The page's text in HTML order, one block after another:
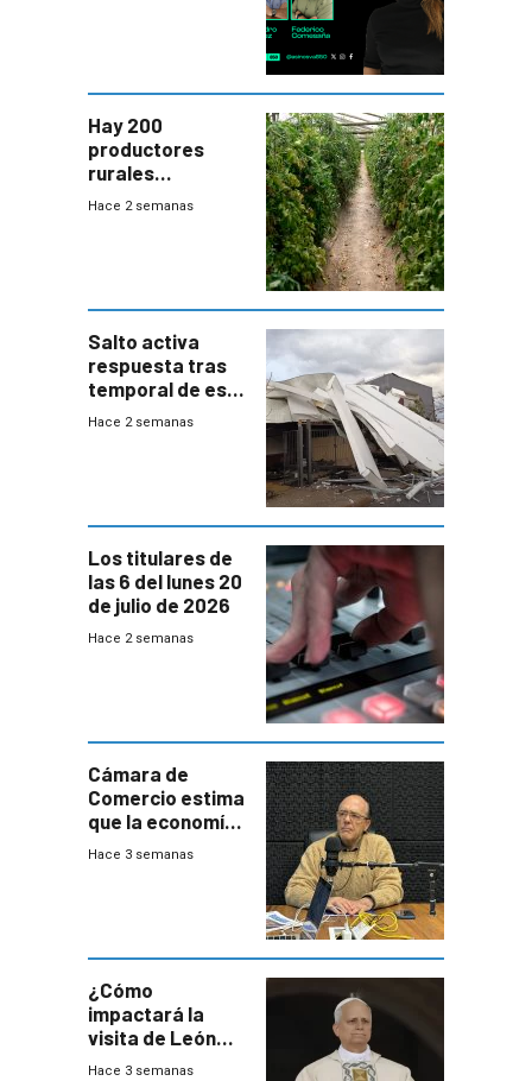
Hay 200
productores
rurales
afectados tras
Hace 2 semanas
Salto activa
respuesta tras
temporal de este
sábado con
Hace 2 semanas
Los titulares de
las 6 del lunes 20
de julio de 2026
Hace 2 semanas
Cámara de
Comercio estima
que la economía
crecerá 1,6%
Hace 3 semanas
¿Cómo
impactará la
visita de León
XIV a Uruguay?
Hace 3 semanas